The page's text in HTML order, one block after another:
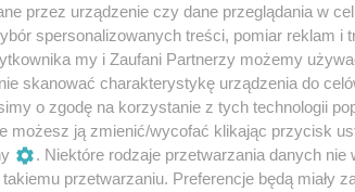
przez urządzenie czy dane przeglądania w
spersonalizowanych treści, pomiar reklam i
my i Zaufani Partnerzy możemy
skanować charakterystykę urządzenia do
o zgodę na korzystanie z tych technologii
możesz ją zmienić/wycofać klikając przycisk
. Niektóre rodzaje przetwarzania danych
przetwarzaniu. Preferencje będą miały